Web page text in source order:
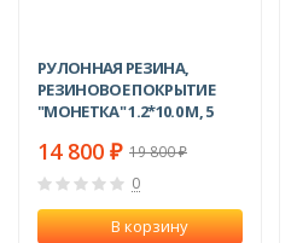
РУЛОННАЯ РЕЗИНА,
РЕЗИНОВОЕ ПОКРЫТИЕ
"МОНЕТКА" 1.2*10.0 М, 5
14 800 ₽ 19 800₽
0
В корзину